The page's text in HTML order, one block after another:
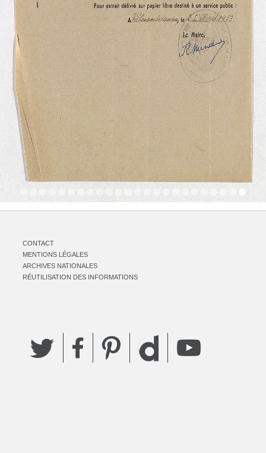
CONTACT
MENTIONS LÉGALES
ARCHIVES NATIONALES
RÉUTILISATION DES INFORMATIONS